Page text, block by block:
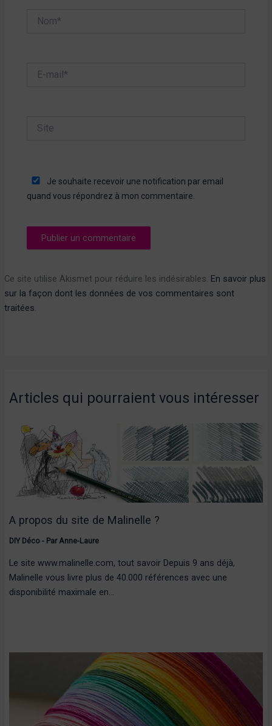
mail*
Je souhaite recevoir une notification par email
quand vous répondrez à mon commentaire.
Ce site utilise Akismet pour réduire les indésirables. En savoir plus
sur la façon dont les données de vos commentaires sont
traitées.
Articles qui pourraient vous intéresser
A propos du site de Malinelle ?
DIY Déco- Par Anne-Laure
Le site www.malinelle.com, tout savoir Depuis 9 ans déjà,
Malinelle vous livre plus de 40.000 références avec une
disponibilité maximale en…